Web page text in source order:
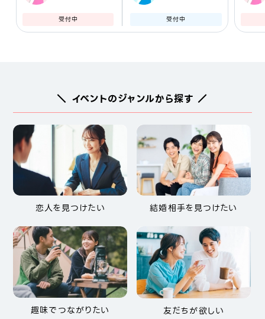
受付中 受付中
＼ イベントのジャンルから探す ／
恋人を見つけたい 結婚相手を見つけたい
趣味でつながりたい 友だちが欲しい